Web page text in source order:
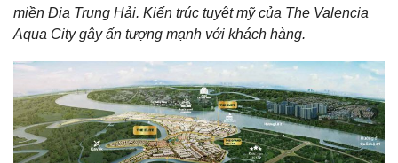
miền Địa Trung Hải. Kiến trúc tuyệt mỹ của The Valencia
Aqua City gây ấn tượng mạnh với khách hàng.